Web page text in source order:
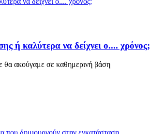
ή καλύτερα να δείχνει ο.... χρόνος;
θα ακούγαμε σε καθημερινή βάση